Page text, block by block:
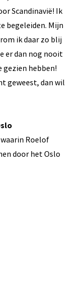
Scandinavië! Ik
begeleiden. Mijn
ik daar zo blij
er dan nog nooit
gezien hebben!
geweest, dan wil
Roelof
door het Oslo